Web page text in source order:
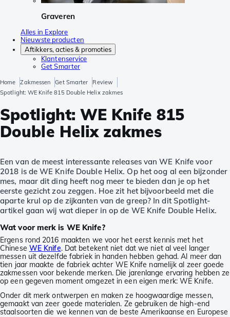
Graveren
Alles in Explore
Nieuwste producten
Aftikkers, acties & promoties
Klantenservice
Get Smarter
Home Zakmessen Get Smarter
Review
Spotlight: WE Knife 815 Double Helix zakmes
Spotlight: WE Knife 815
Double Helix zakmes
Een van de meest interessante releases van WE Knife voor
2018 is de WE Knife Double Helix. Op het oog al een bijzonder
mes, maar dit ding heeft nog meer te bieden dan je op het
eerste gezicht zou zeggen. Hoe zit het bijvoorbeeld met die
aparte krul op de zijkanten van de greep? In dit Spotlight-
artikel gaan wij wat dieper in op de WE Knife Double Helix.
Wat voor merk is WE Knife?
Ergens rond 2016 maakten we voor het eerst kennis met het
Chinese WE Knife. Dat betekent niet dat we niet al veel langer
messen uit dezelfde fabriek in handen hebben gehad. Al meer dan
tien jaar maakte de fabriek achter WE Knife namelijk al zeer goede
zakmessen voor bekende merken. Die jarenlange ervaring hebben ze
op een gegeven moment omgezet in een eigen merk: WE Knife.
Onder dit merk ontwerpen en maken ze hoogwaardige messen,
gemaakt van zeer goede materialen. Ze gebruiken de high-end
staalsoorten die we kennen van de beste Amerikaanse en Europese